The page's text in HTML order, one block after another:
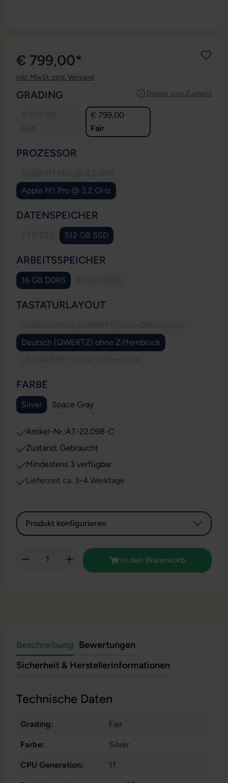
€ 799,00*
inkl. MwSt. zzgl. Versand
Details zum Zustand
GRADING
€ 799,00
Fair
PROZESSOR
Apple M1 Pro @ 3,2 GHz
DATENSPEICHER
(Diese Option ist zurzeit nicht verfügbar.)
512 GB SSD
ARBEITSSPEICHER
16 GB DDR5
TASTATURLAYOUTAUSWÄHLEN
Deutsch (QWERTZ) ohne Ziffernblock
FARBE
Silver Space Gray
Artikel-Nr.:AT-22.098-C
Zustand: Gebraucht
Mindestens 3 verfügbar
Lieferzeit ca. 3-4 Werktage
Produkt konfigurieren
Produkt Anzahl: Gib den gewünschten
In den Warenkorb
Beschreibung Bewertungen
Sicherheit & Herstellerinformationen
Technische Daten
Grading: Fair
Farbe: Silver
CPU Generation: 11